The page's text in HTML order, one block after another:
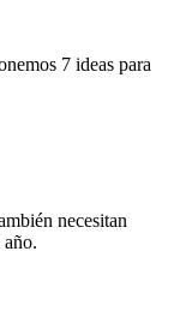
7 ideas para
necesitan